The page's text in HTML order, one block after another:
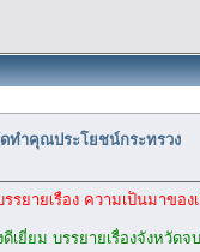
ทำคุณประโยชน์กระทรวง
ยายเรื่อง ความเป็นมาของ
ยม บรรยายเรื่องจังหวัดจ